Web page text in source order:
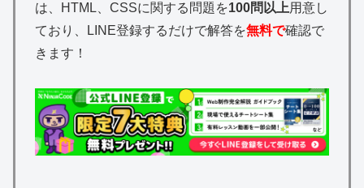
は、HTML、CSSに関する問題を100問以上用意し
ており、LINE登録するだけで解答を無料で確認で
きます！